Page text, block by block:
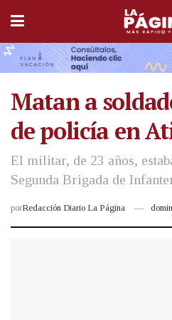
Matan a
de policía en
El militar, de 23 años,
Segunda Brigada de
porRedacción Diario La Página